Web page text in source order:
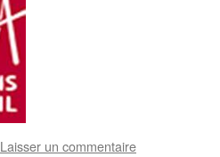
Laisser un commentaire